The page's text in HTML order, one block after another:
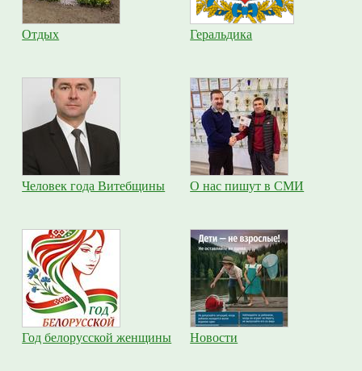
Отдых Геральдика
Человек года Витебщины О нас пишут в СМИ
Год белорусской женщины Новости